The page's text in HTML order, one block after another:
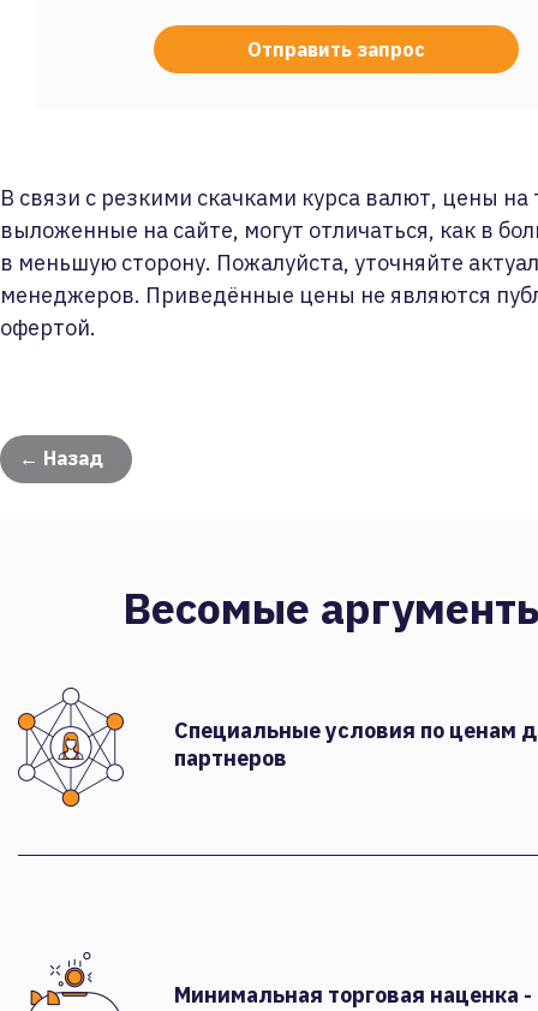
В связи с резкими скачками курса валют, цены на
выложенные на сайте, могут отличаться, как в
в меньшую сторону. Пожалуйста, уточняйте
менеджеров. Приведённые цены не являются
офертой.
← Назад
Весомые
Специальные условия по ценам
партнеров
Минимальная торговая наценка